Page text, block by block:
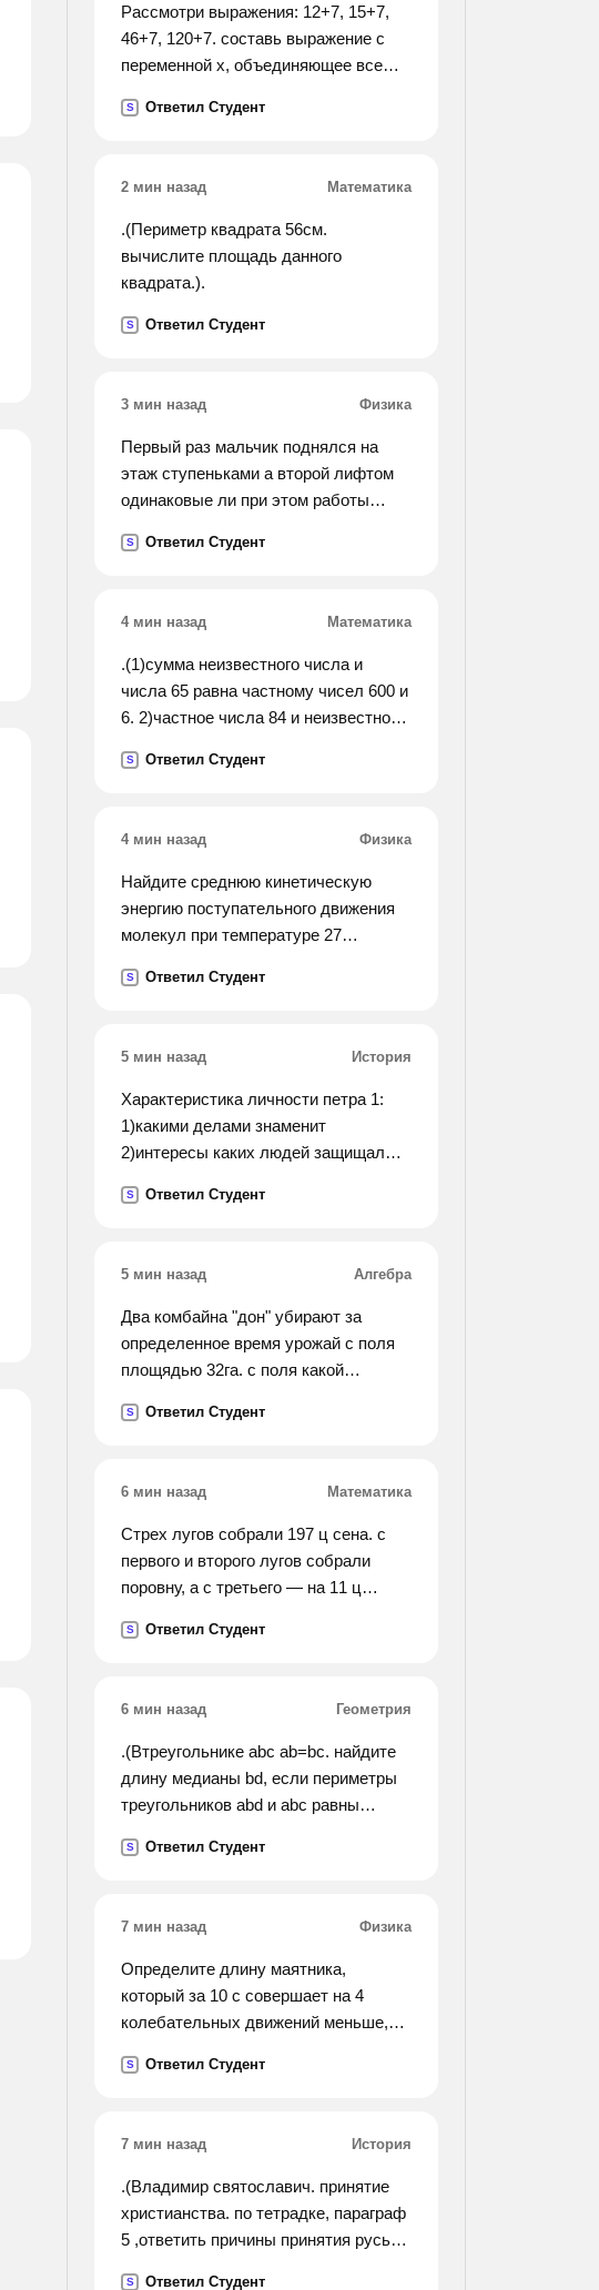
Рассмотри выражения: 12+7, 15+7,
46+7, 120+7. составь выражение с
переменной х, объединяющее все
выражений множество значений
S Ответил Студент
2 мин назад Математика
.(Периметр квадрата 56см.
вычислите площадь данного
квадрата.).
S Ответил Студент
3 мин назад Физика
Первый раз мальчик поднялся на
этаж ступеньками а второй лифтом
одинаковые ли при этом работы
S Ответил Студент
4 мин назад Математика
.(1)сумма неизвестного числа и
числа 65 равна частному чисел 600 и
6. 2)частное числа 84 и неизвестного
записать и решить уравнение. 2 при
второклассники -78. каждый
третьеклассник посадил по 3
саженца, а каждый
второклассник-2.сколько всего
работали на посадке саженцев?).
S Ответил Студент
4 мин назад Физика
Найдите среднюю кинетическую
энергию поступательного движения
молекул при температуре 27
S Ответил Студент
5 мин назад История
Характеристика личности петра 1:
1)какими делами знаменит
2)интересы каких людей защищал
деятельности
S Ответил Студент
5 мин назад Алгебра
Два комбайна "дон" убирают за
определенное время урожай с поля
площядью 32га. с поля какой
урожай 3,4,6,7 комбайнов "дон"?
S Ответил Студент
6 мин назад Математика
Стрех лугов собрали 197 ц сена. с
первого и второго лугов собрали
поровну, а с третьего — на 11 ц
собрали с каждого луга?
S Ответил Студент
6 мин назад Геометрия
.(Втреугольнике abc ab=bc. найдите
длину медианы bd, если периметры
треугольников abd и abc равны
S Ответил Студент
7 мин назад Физика
Определите длину маятника,
который за 10 с совершает на 4
колебательных движений меньше,
S Ответил Студент
7 мин назад История
.(Владимир святославич. принятие
христианства. по тетрадке, параграф
5 ,ответить причины принятия русью
S Ответил Студент